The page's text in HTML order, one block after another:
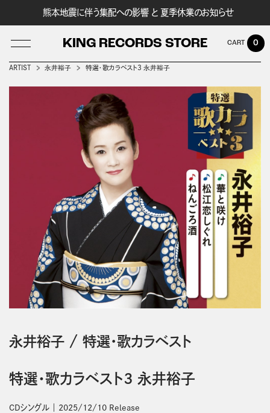
熊本地震に伴う集配への影響 と 夏季休業のお知らせ
KING RECORDS STORE 0
ARTIST 永井裕子 特選・歌カラベスト3 永井裕子
永井裕子/ 特選・歌カラベスト
特選・歌カラベスト3 永井裕子
CDシングル 2025/12/10 Release